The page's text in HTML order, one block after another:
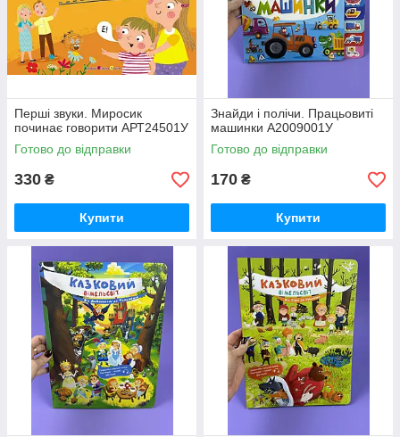
Перші звуки. Миросик
починає говорити АРТ24501У
Готово до відправки
330 ₴
Купити
Знайди і полічи. Працьовиті
машинки А2009001У
Готово до відправки
170 ₴
Купити